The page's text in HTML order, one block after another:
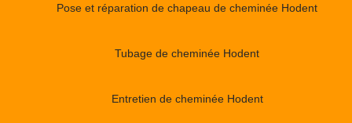
Pose et réparation de chapeau de cheminée Hodent
Tubage de cheminée Hodent
Entretien de cheminée Hodent